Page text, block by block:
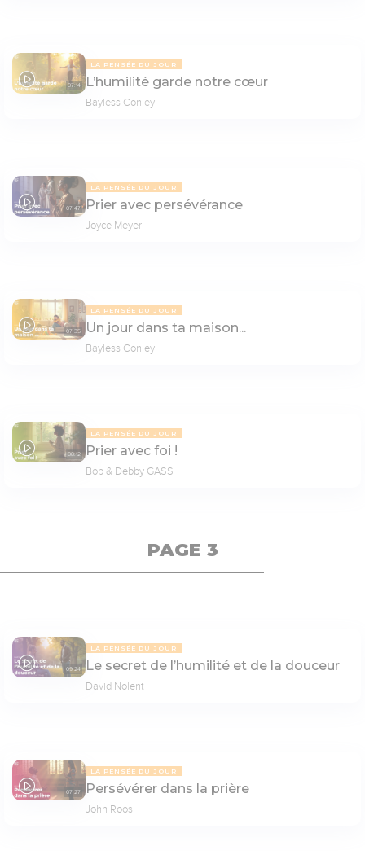
07:14
LA PENSÉE DU JOUR
L’humilité garde notre cœur
Bayless Conley
07:47
LA PENSÉE DU JOUR
Prier avec persévérance
Joyce Meyer
07:35
LA PENSÉE DU JOUR
Un jour dans ta maison...
Bayless Conley
08:12
LA PENSÉE DU JOUR
Prier avec foi !
Bob & Debby GASS
PAGE 3
09:24
LA PENSÉE DU JOUR
Le secret de l’humilité et de la douceur
David Nolent
07:27
LA PENSÉE DU JOUR
Persévérer dans la prière
John Roos